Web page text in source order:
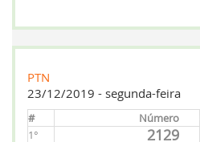
PTN
23/12/2019 - segunda-feira
# Número
1°
2129